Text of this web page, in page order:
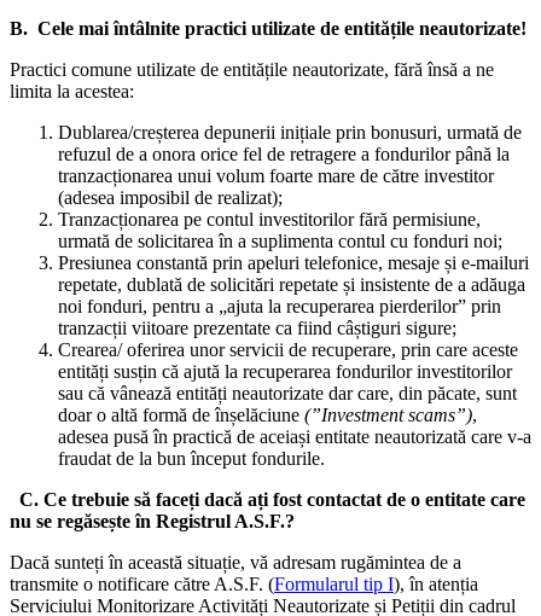
B. Cele mai întâlnite practici utilizate de entitățile neautorizate!
Practici comune utilizate de entitățile neautorizate, fără însă a ne
limita la acestea:
Dublarea/creșterea depunerii inițiale prin bonusuri, urmată de
refuzul de a onora orice fel de retragere a fondurilor până la
tranzacționarea unui volum foarte mare de către investitor
(adesea imposibil de realizat);
Tranzacționarea pe contul investitorilor fără permisiune,
urmată de solicitarea în a suplimenta contul cu fonduri noi;
Presiunea constantă prin apeluri telefonice, mesaje și e-mailuri
repetate, dublată de solicitări repetate și insistente de a adăuga
noi fonduri, pentru a „ajuta la recuperarea pierderilor” prin
tranzacții viitoare prezentate ca fiind câștiguri sigure;
Crearea/ oferirea unor servicii de recuperare, prin care aceste
entități susțin că ajută la recuperarea fondurilor investitorilor
sau că vânează entități neautorizate dar care, din păcate, sunt
doar o altă formă de înșelăciune (”Investment scams”),
adesea pusă în practică de aceiași entitate neautorizată care v-a
fraudat de la bun început fondurile.
C. Ce trebuie să faceți dacă ați fost contactat de o entitate care
nu se regăsește în Registrul A.S.F.?
Dacă sunteți în această situație, vă adresam rugămintea de a
transmite o notificare către A.S.F. (Formularul tip I), în atenția
Serviciului Monitorizare Activități Neautorizate și Petiții din cadrul